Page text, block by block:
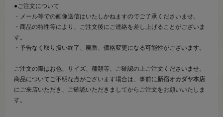
●ご注文について
・メール等での画像送信はいたしかねますのでご了承くださいませ。
・商品の特性等により、ご注文後にご連絡を差し上げることがございま
す。
・予告なく取り扱い終了、廃番、価格変更になる可能性がございます。
ご注文の際はお色、サイズ、種類等、ご確認の上ご注文くださいませ。
商品についてご不明な点がございます場合は、事前に新宿オカダヤ本店
にご来店いただき、ご確認いただきましてからご注文をお願いいたしま
す。